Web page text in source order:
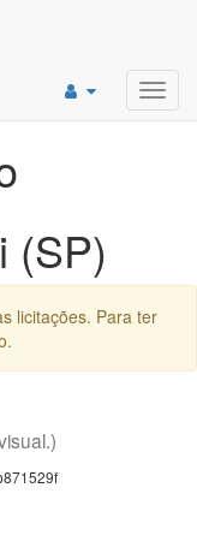
(SP)
licitações. Para ter